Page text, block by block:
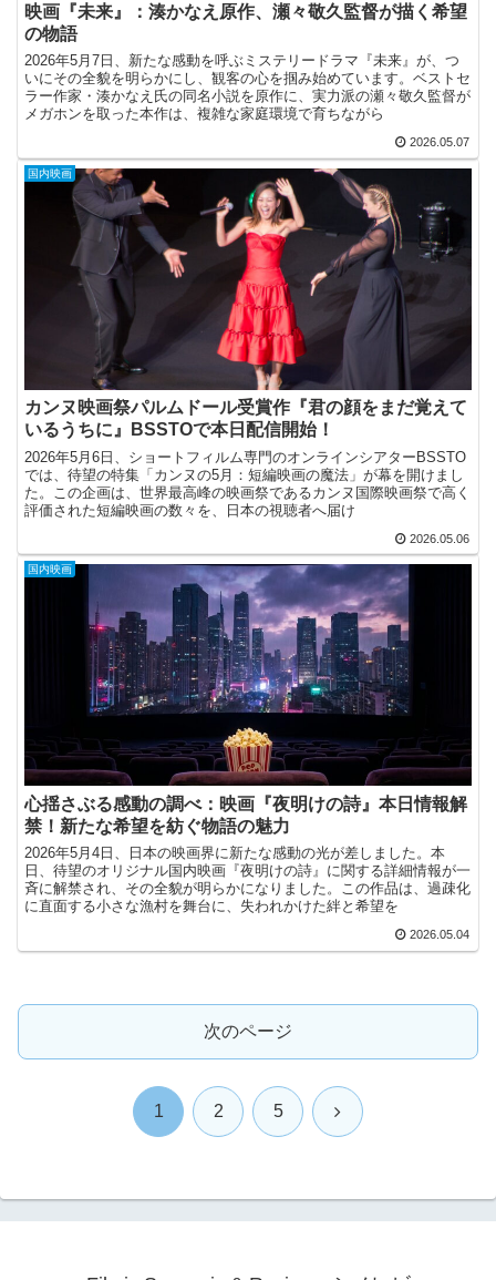
映画『未来』：湊かなえ原作、瀬々敬久監督が描く希望
の物語
2026年5月7日、新たな感動を呼ぶミステリードラマ『未来』が、つ
いにその全貌を明らかにし、観客の心を掴み始めています。ベストセ
ラー作家・湊かなえ氏の同名小説を原作に、実力派の瀬々敬久監督が
メガホンを取った本作は、複雑な家庭環境で育ちながら
2026.05.07
国内映画
カンヌ映画祭パルムドール受賞作『君の顔をまだ覚えて
いるうちに』BSSTOで本日配信開始！
2026年5月6日、ショートフィルム専門のオンラインシアターBSSTO
では、待望の特集「カンヌの5月：短編映画の魔法」が幕を開けまし
た。この企画は、世界最高峰の映画祭であるカンヌ国際映画祭で高く
評価された短編映画の数々を、日本の視聴者へ届け
2026.05.06
国内映画
心揺さぶる感動の調べ：映画『夜明けの詩』本日情報解
禁！新たな希望を紡ぐ物語の魅力
2026年5月4日、日本の映画界に新たな感動の光が差しました。本
日、待望のオリジナル国内映画『夜明けの詩』に関する詳細情報が一
斉に解禁され、その全貌が明らかになりました。この作品は、過疎化
に直面する小さな漁村を舞台に、失われかけた絆と希望を
2026.05.04
次のページ
1 2 5 次